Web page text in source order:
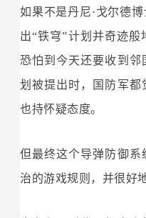
如果不是丹尼·戈尔德
出“铁穹”计划并奇迹
恐怕到今天还要收到邻
划被提出时，国防军都
也持怀疑态度。
但最终这个导弹防御系
治的游戏规则，并很好